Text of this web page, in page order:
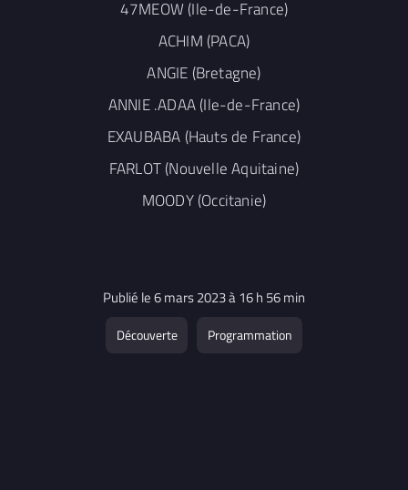
47MEOW (Ile-de-France)
ACHIM (PACA)
ANGIE (Bretagne)
ANNIE .ADAA (Ile-de-France)
EXAUBABA (Hauts de France)
FARLOT (Nouvelle Aquitaine)
MOODY (Occitanie)
Publié le 6 mars 2023 à 16 h 56 min
Découverte Programmation